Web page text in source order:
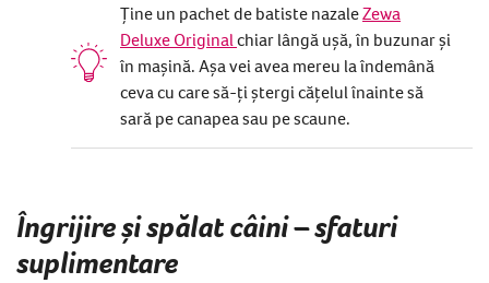
Ține un pachet de batiste nazaleZewa
Deluxe Original chiar lângă ușă, în buzunar și
în mașină. Așa vei avea mereu la îndemână
ceva cu care să-ți ștergi cățelul înainte să
sară pe canapea sau pe scaune.
Îngrijire și spălat câini – sfaturi
suplimentare